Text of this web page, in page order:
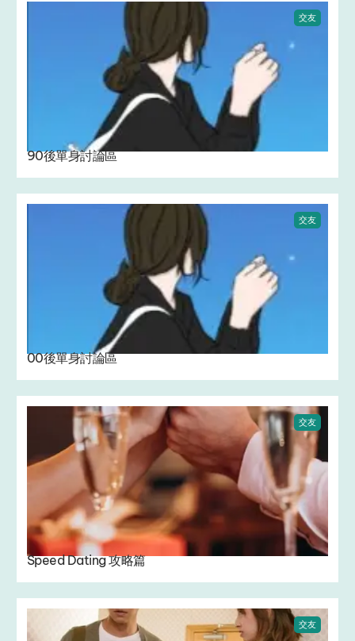
交友
90後單身討論區
交友
00後單身討論區
交友
Speed Dating 攻略篇
交友